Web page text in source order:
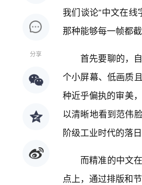
分享
我们谈论“中文在
那种能够每一帧都
首先要聊的，
个小屏幕、低画质
种近乎偏执的审美
以清晰地看到范伟
阶级工业时代的落
而精准的中文
点上，通过排版和